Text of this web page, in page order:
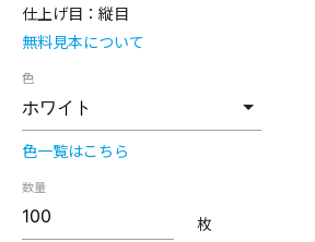
仕上げ目： 縦目
無料見本について
色
色一覧はこちら
数量
枚